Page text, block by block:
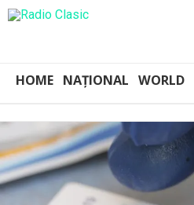
HOME NAȚIONAL WORLD